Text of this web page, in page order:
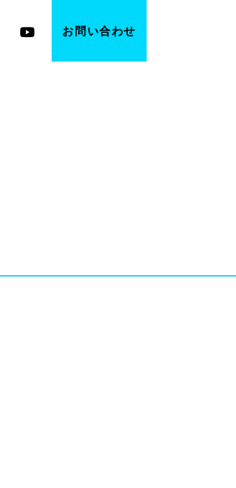
お問い合わせ